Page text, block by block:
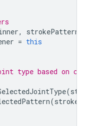
,
= this
type based on
(
(